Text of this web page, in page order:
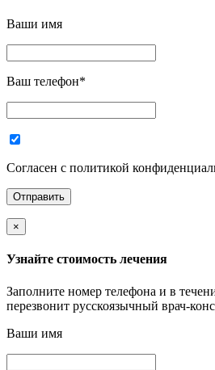
Ваши имя
Ваш телефон*
Согласен с политикой
×
Узнайте стоимость лечения
Заполните номер телефона и в
перезвонит русскоязычный врач-
Ваши имя